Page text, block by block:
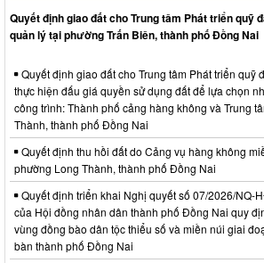
Quyết định giao đất cho Trung tâm Phát triển quỹ
quản lý tại phường Trấn Biên, thành phố Đồng Nai
Quyết định giao đất cho Trung tâm Phát triển quỹ
thực hiện đấu giá quyền sử dụng đất để lựa chọn
công trình: Thành phố cảng hàng không và Trung
Thành, thành phố Đồng Nai
Quyết định thu hồi đất do Cảng vụ hàng không
phường Long Thành, thành phố Đồng Nai
Quyết định triển khai Nghị quyết số 07/2026/NQ-
của Hội đồng nhân dân thành phố Đồng Nai quy
vùng đồng bào dân tộc thiểu số và miền núi giai
bàn thành phố Đồng Nai